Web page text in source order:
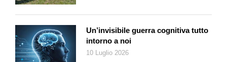
Un’invisibile guerra cognitiva tutto
intorno a noi
10 Luglio 2026